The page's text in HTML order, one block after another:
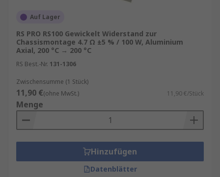
Auf Lager
RS PRO RS100 Gewickelt Widerstand zur
Chassismontage 4.7 Ω ±5 % / 100 W, Aluminium
Axial, 200 °C → 200 °C
RS Best.-Nr. 131-1306
Zwischensumme (1 Stück)
11,90 €(ohne MwSt.) 11,90 €/Stück
Menge
Hinzufügen
Datenblätter